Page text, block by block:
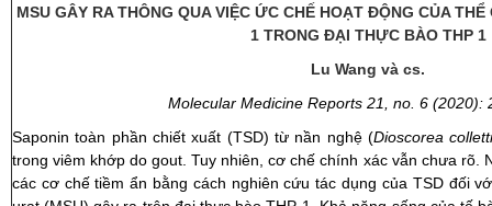
MSU GÂY RA THÔNG QUA VIỆC ỨC CHẾ HOẠT ĐỘNG CỦA
1 TRONG ĐẠI THỰC BÀO THP 1
Lu Wang và cs.
Molecular Medicine Reports 21, no. 6 (2020):
Saponin toàn phần chiết xuất (TSD) từ nần nghệ (Dioscorea
trong viêm khớp do gout. Tuy nhiên, cơ chế chính xác vẫn chưa rõ.
các cơ chế tiềm ẩn bằng cách nghiên cứu tác dụng của TSD đối